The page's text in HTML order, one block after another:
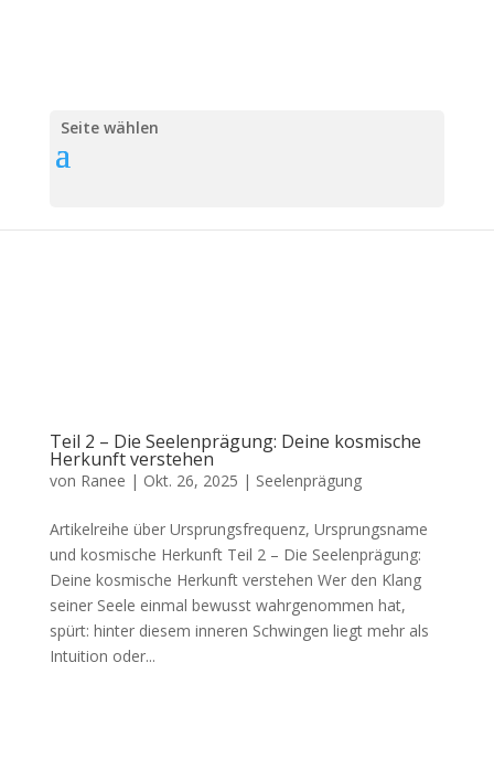
Seite wählen
Teil 2 – Die Seelenprägung: Deine kosmische
Herkunft verstehen
von Ranee | Okt. 26, 2025 | Seelenprägung
Artikelreihe über Ursprungsfrequenz, Ursprungsname
und kosmische Herkunft Teil 2 – Die Seelenprägung:
Deine kosmische Herkunft verstehen Wer den Klang
seiner Seele einmal bewusst wahrgenommen hat,
spürt: hinter diesem inneren Schwingen liegt mehr als
Intuition oder...